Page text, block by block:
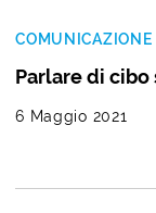
COMUNICAZIONE
Parlare di cibo
6 Maggio 2021